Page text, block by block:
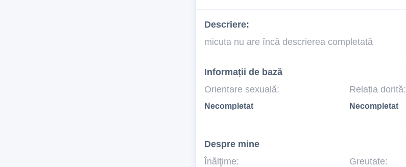
Descriere:
micuta nu are încă descrierea completată
Informații de bază
Orientare sexuală:
Necompletat
Relația dorită:
Necompletat
Despre mine
Înălţime:
Greutate: